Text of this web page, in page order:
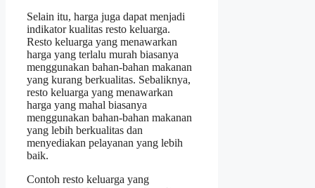
Selain itu, harga juga dapat menjadi
indikator kualitas resto keluarga.
Resto keluarga yang menawarkan
harga yang terlalu murah biasanya
menggunakan bahan-bahan makanan
yang kurang berkualitas. Sebaliknya,
resto keluarga yang menawarkan
harga yang mahal biasanya
menggunakan bahan-bahan makanan
yang lebih berkualitas dan
menyediakan pelayanan yang lebih
baik.
Contoh resto keluarga yang